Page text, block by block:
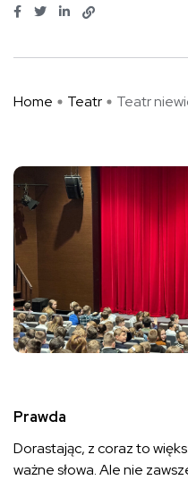
Home Teatr Teatr
Prawda
Dorastając, z coraz to
ważne słowa. Ale nie